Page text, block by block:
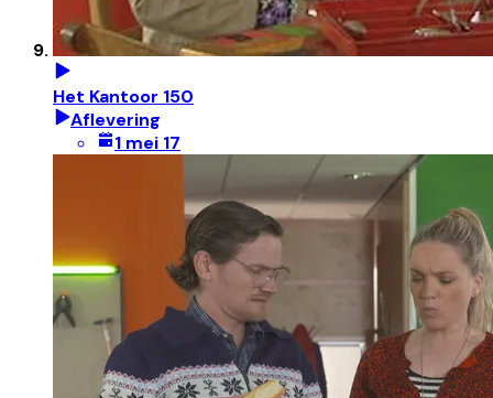
Het Kantoor 150
Aflevering
1 mei 17